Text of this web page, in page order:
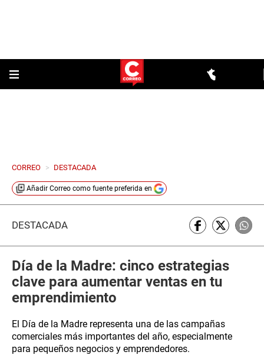
CORREO > DESTACADA
Añadir Correo como fuente preferida en
DESTACADA
Día de la Madre: cinco estrategias
clave para aumentar ventas en tu
emprendimiento
El Día de la Madre representa una de las campañas
comerciales más importantes del año, especialmente
para pequeños negocios y emprendedores.